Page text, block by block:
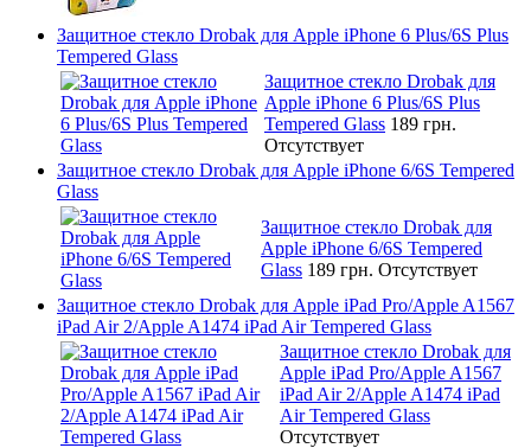
Защитное стекло Drobak для Apple iPhone 6 Plus/6S Plus
Tempered Glass
Защитное стекло Drobak для
Apple iPhone 6 Plus/6S Plus
Tempered Glass 189 грн.
Отсутствует
Защитное стекло Drobak для Apple iPhone 6/6S Tempered
Glass
Защитное стекло Drobak для
Apple iPhone 6/6S Tempered
Glass 189 грн. Отсутствует
Защитное стекло Drobak для Apple iPad Pro/Apple A1567
iPad Air 2/Apple A1474 iPad Air Tempered Glass
Защитное стекло Drobak для
Apple iPad Pro/Apple A1567
iPad Air 2/Apple A1474 iPad
Air Tempered Glass
Отсутствует